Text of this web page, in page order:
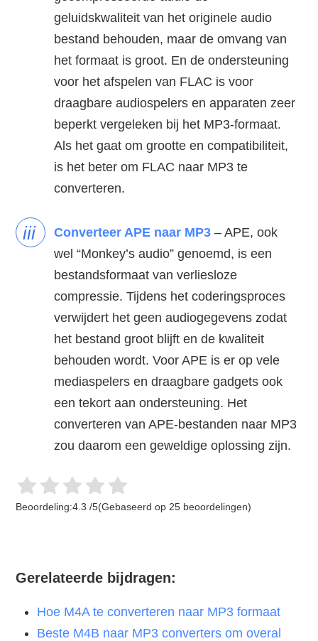
geluidskwaliteit van het originele audio
bestand behouden, maar de omvang van
het formaat is groot. En de ondersteuning
voor het afspelen van FLAC is voor
draagbare audiospelers en apparaten zeer
beperkt vergeleken bij het MP3-formaat.
Als het gaat om grootte en compatibiliteit,
is het beter om FLAC naar MP3 te
converteren.
iii Converteer APE naar MP3 – APE, ook
wel “Monkey’s audio” genoemd, is een
bestandsformaat van verliesloze
compressie. Tijdens het coderingsproces
verwijdert het geen audiogegevens zodat
het bestand groot blijft en de kwaliteit
behouden wordt. Voor APE is er op vele
mediaspelers en draagbare gadgets ook
een tekort aan ondersteuning. Het
converteren van APE-bestanden naar MP3
zou daarom een geweldige oplossing zijn.
Beoordeling:4.3 /5(Gebaseerd op 25 beoordelingen)
Gerelateerde bijdragen:
Hoe M4A te converteren naar MP3 formaat
Beste M4B naar MP3 converters om overal